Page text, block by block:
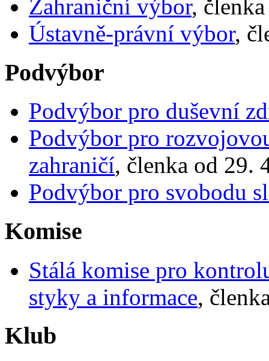
Zahraniční výbor,
Ústavně-právní výbor,
Podvýbor
Podvýbor pro duševní
Podvýbor pro
zahraničí, členka od 29.
Podvýbor pro svobodu
Komise
Stálá komise pro
styky a informace,
Klub